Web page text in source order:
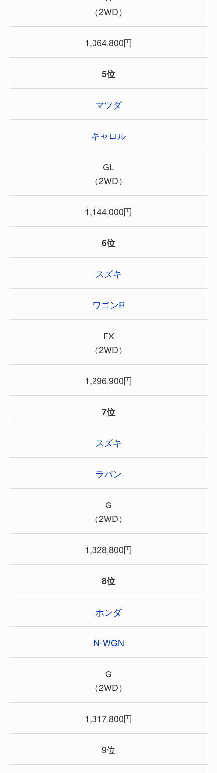
（2WD）
1,064,800円
5位
マツダ
キャロル
GL
（2WD）
1,144,000円
6位
スズキ
ワゴンR
FX
（2WD）
1,296,900円
7位
スズキ
ラパン
G
（2WD）
1,328,800円
8位
ホンダ
N-WGN
G
（2WD）
1,317,800円
9位